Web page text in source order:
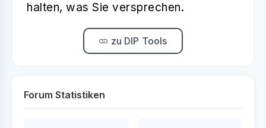
halten, was Sie versprechen.
zu DIP Tools
Forum Statistiken